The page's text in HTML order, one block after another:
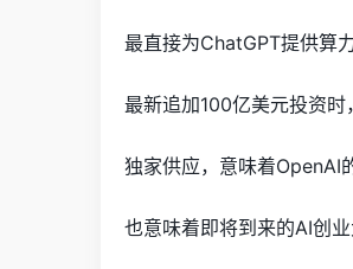
最直接为ChatGPT提供算
最新追加100亿美元投资
独家供应，意味着OpenAI
也意味着即将到来的AI创